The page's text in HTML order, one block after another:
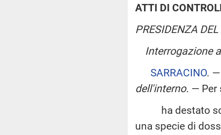
ATTI DI
PRESIDENZA
Interrogazione
SARRACINO.
dell'interno. — Per
ha destato
una specie di